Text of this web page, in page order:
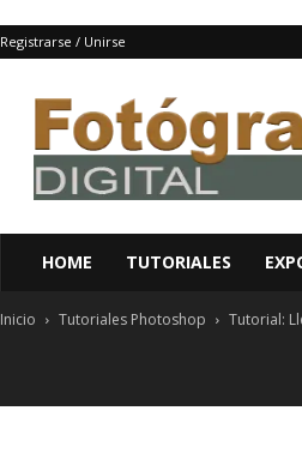
Registrarse / Unirse
Fotografo
digital
y
tutoriales
Photoshop
HOME TUTORIALES
Inicio Tutoriales Photoshop Tutorial: